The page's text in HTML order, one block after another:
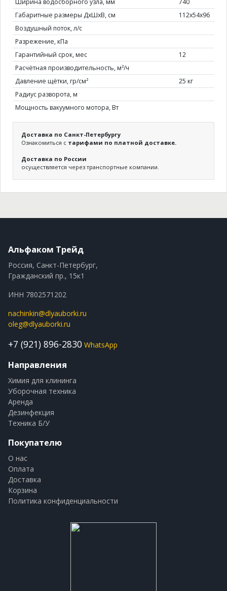
Габаритные размеры ДхШхВ, см
112х54х96
Воздушный поток, л/с
Разрежение, кПа
Гарантийный срок, мес
12
Расчётная производительность, м²/ч
Давление щётки, гр/см²
25 кг
Радиус разворота, м
Мощность вакуумного мотора, Вт
Доставка по Санкт-Петербургу
Ознакомиться с тарифами по платной доставке.
Доставка по России
осуществляется через транспортные компании.
Альфаком Трейд
Россия, Санкт-Петербург,
Гражданский пр., 15к1
ИНН 7802571202
nachinkin@dlyauborki.ru
oleg@dlyauborki.ru
+7 (921) 896-2830 WhatsApp
Направления
Химия для клининга
Уборочная техника
Аренда
Дезинфекция
Техника Б/У
Покупателю
О нас
Оплата
Доставка
Корзина
Политика конфиденциальности